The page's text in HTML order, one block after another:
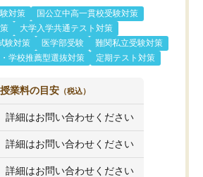
対策
国公立中高一貫校受験対策
大学入学共通テスト対策
験対策
医学部受験
難関私立受験対策
学校推薦型選抜対策
定期テスト対策
授業料の目安 （税込）
詳細はお問い合わせください
詳細はお問い合わせください
詳細はお問い合わせください